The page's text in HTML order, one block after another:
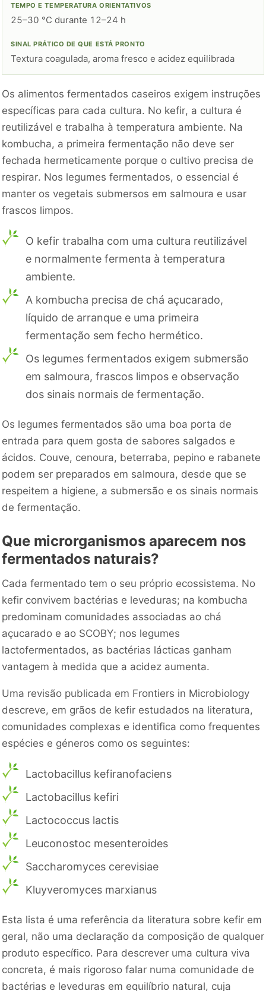
25–30 °C durante 12–24 h
Textura coagulada, aroma fresco e acidez equilibrada
Os alimentos fermentados caseiros exigem instruções
específicas para cada cultura. No kefir, a cultura é
reutilizável e trabalha à temperatura ambiente. Na
kombucha, a primeira fermentação não deve ser
fechada hermeticamente porque o cultivo precisa de
respirar. Nos legumes fermentados, o essencial é
manter os vegetais submersos em salmoura e usar
frascos limpos.
O kefir trabalha com uma cultura reutilizável
e normalmente fermenta à temperatura
ambiente.
A kombucha precisa de chá açucarado,
líquido de arranque e uma primeira
fermentação sem fecho hermético.
Os legumes fermentados exigem submersão
em salmoura, frascos limpos e observação
dos sinais normais de fermentação.
Os legumes fermentados são uma boa porta de
entrada para quem gosta de sabores salgados e
ácidos. Couve, cenoura, beterraba, pepino e rabanete
podem ser preparados em salmoura, desde que se
respeitem a higiene, a submersão e os sinais normais
de fermentação.
Que microrganismos aparecem nos
fermentados naturais?
Cada fermentado tem o seu próprio ecossistema. No
kefir convivem bactérias e leveduras; na kombucha
predominam comunidades associadas ao chá
açucarado e ao SCOBY; nos legumes
lactofermentados, as bactérias lácticas ganham
vantagem à medida que a acidez aumenta.
Uma revisão publicada em Frontiers in Microbiology
descreve, em grãos de kefir estudados na literatura,
comunidades complexas e identifica como frequentes
espécies e géneros como os seguintes:
Lactobacillus kefiranofaciens
Lactobacillus kefiri
Lactococcus lactis
Leuconostoc mesenteroides
Saccharomyces cerevisiae
Kluyveromyces marxianus
Esta lista é uma referência da literatura sobre kefir em
geral, não uma declaração da composição de qualquer
produto específico. Para descrever uma cultura viva
concreta, é mais rigoroso falar numa comunidade de
bactérias e leveduras em equilíbrio natural, cuja